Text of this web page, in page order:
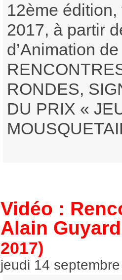
12ème
2017, à partir
d’Animation
RONDES,
DU PRIX «
Vidéo :
Alain Guyard
2017)
jeudi 14